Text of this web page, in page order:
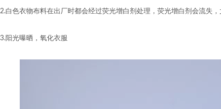
2.白色衣物布料在出厂时都会经过荧光增白剂处理，荧光增白剂会流失
3.阳光曝晒，氧化衣服